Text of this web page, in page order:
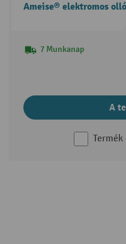
Ameise® elektromos
7 Munkanap
A
Termék